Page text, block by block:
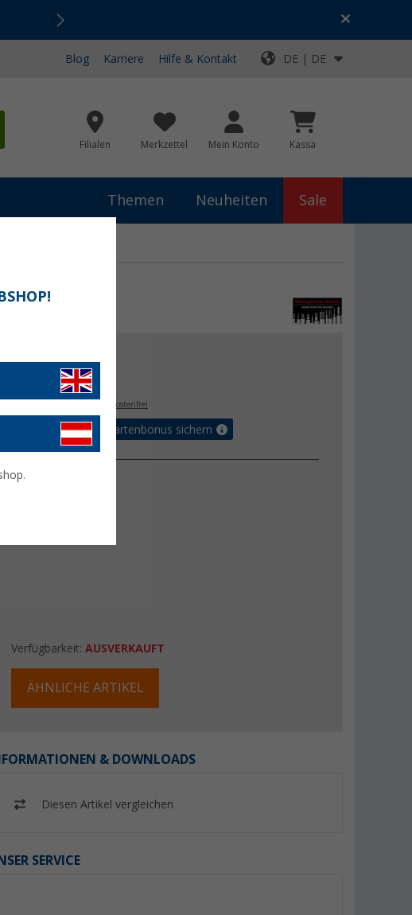
Top-Deals für dein Abenteuer!
Blog Karriere Hilfe & Kontakt DE | DE
Filialen Merkzettel Mein Konto Kassa
Themen Neuheiten Sale
Akku Strahler
€
versandkostenfrei
Bis zu 5% Vorteilskartenbonus sichern
Leistung (W)
Verfügbarkeit: AUSVERKAUFT
ÄHNLICHE ARTIKEL
& DOWNLOADS
Diesen Artikel vergleichen
SERVICE